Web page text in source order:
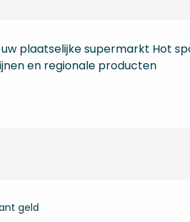
uw plaatselijke supermarkt Hot
en regionale producten
geld